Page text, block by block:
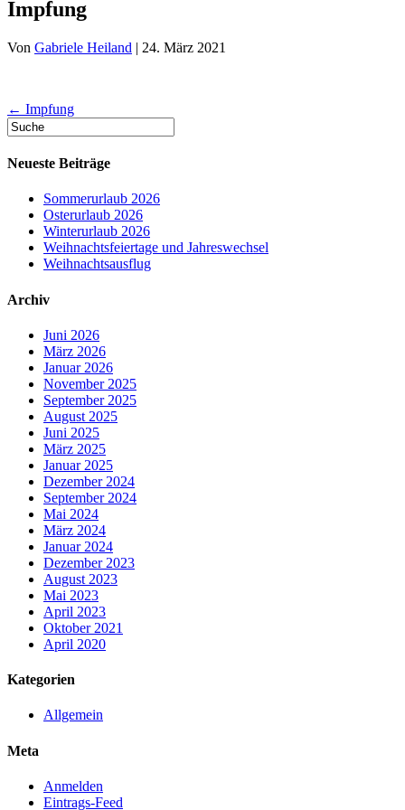
Impfung
Von Gabriele Heiland | 24. März 2021
← Impfung
Neueste Beiträge
Sommerurlaub 2026
Osterurlaub 2026
Winterurlaub 2026
Weihnachtsfeiertage und Jahreswechsel
Weihnachtsausflug
Archiv
Juni 2026
März 2026
Januar 2026
November 2025
September 2025
August 2025
Juni 2025
März 2025
Januar 2025
Dezember 2024
September 2024
Mai 2024
März 2024
Januar 2024
Dezember 2023
August 2023
Mai 2023
April 2023
Oktober 2021
April 2020
Kategorien
Allgemein
Meta
Anmelden
Eintrags-Feed